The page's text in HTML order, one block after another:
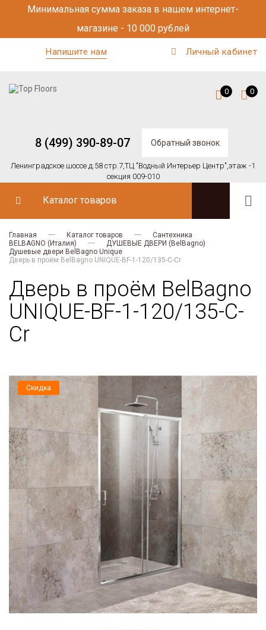
Минимальная сумма заказа в нашем интернет-
магазине - 10 000 рублей
Напишите нам Личный кабинет
8 (499) 390-89-07 Обратный звонок
Ленинградское шоссе д.58 стр.7,ТЦ "Водный Интерьер Центр",этаж -1
секция 009-010
0 0
Каталог товаров
Главная Каталог товаров
Сантехника
BELBAGNO (Италия)
ДУШЕВЫЕ ДВЕРИ (BelBagno)
Душевые двери BelBagno Unique
Дверь в проём BelBagno UNIQUE-BF-1-120/135-C-Cr
Дверь в проём BelBagno
UNIQUE-BF-1-120/135-C-
Cr
Скидка